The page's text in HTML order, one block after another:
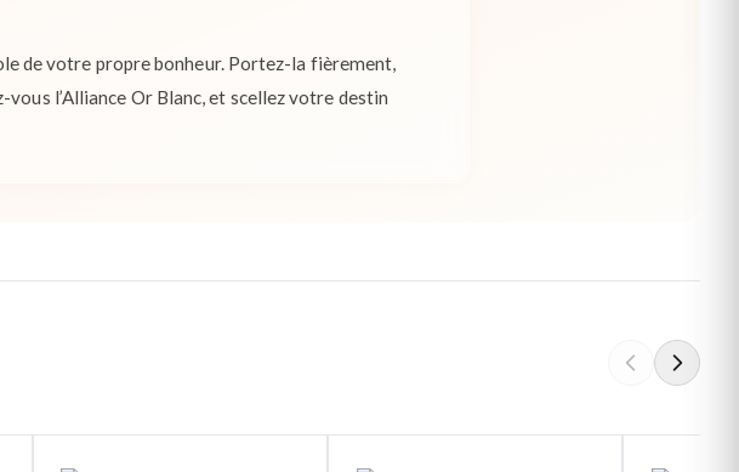
de votre propre bonheur. Portez-la fièrement,
l’Alliance Or Blanc, et scellez votre destin